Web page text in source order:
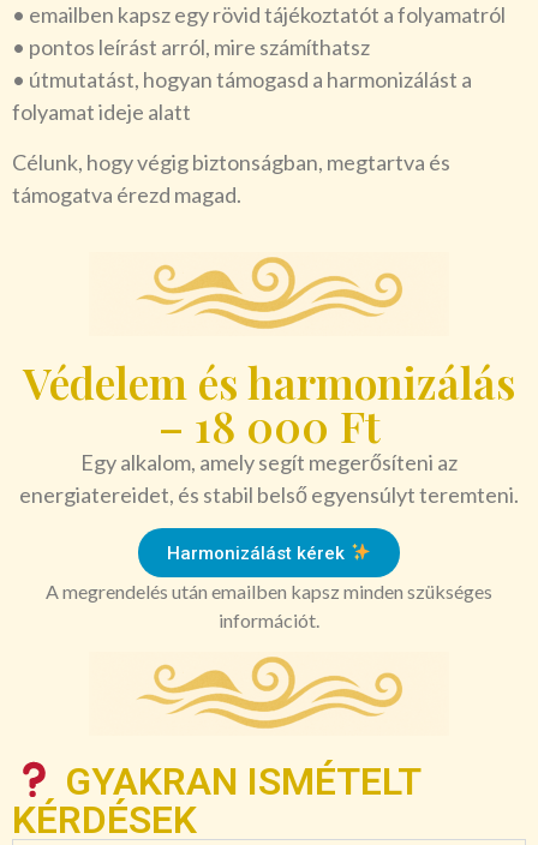
• emailben kapsz egy rövid tájékoztatót a folyamatról
• pontos leírást arról, mire számíthatsz
• útmutatást, hogyan támogasd a harmonizálást a
folyamat ideje alatt
Célunk, hogy végig biztonságban, megtartva és
támogatva érezd magad.
Védelem és harmonizálás
– 18 000 Ft
Egy alkalom, amely segít megerősíteni az
energiatereidet, és stabil belső egyensúlyt teremteni.
Harmonizálást kérek
A megrendelés után emailben kapsz minden szükséges
információt.
GYAKRAN ISMÉTELT
KÉRDÉSEK